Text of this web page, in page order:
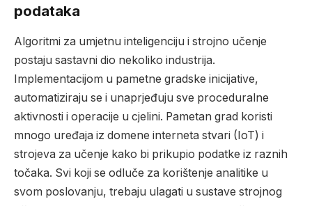
podataka
Algoritmi za umjetnu inteligenciju i strojno učenje
postaju sastavni dio nekoliko industrija.
Implementacijom u pametne gradske inicijative,
automatiziraju se i unaprjeđuju sve proceduralne
aktivnosti i operacije u cjelini. Pametan grad koristi
mnogo uređaja iz domene interneta stvari (IoT) i
strojeva za učenje kako bi prikupio podatke iz raznih
točaka. Svi koji se odluče za korištenje analitike u
svom poslovanju, trebaju ulagati u sustave strojnog